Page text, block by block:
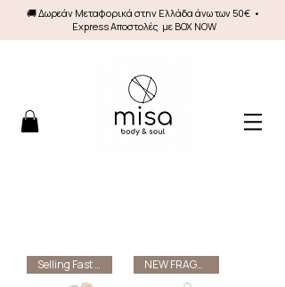
🚚 Δωρεάν Mεταφορικά στην Ελλάδα άνω των 50€ •
Express Αποστολές με BOX NOW
Selling Fast 🔥 NEW FRAGRANCES